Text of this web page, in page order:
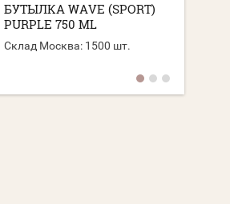
БУТЫЛКА WAVE (SPORT)
PURPLE 750 ML
Склад Москва: 1500 шт.